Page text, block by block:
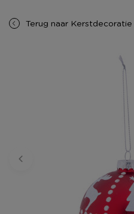
Terug naar Kerstdecoratie